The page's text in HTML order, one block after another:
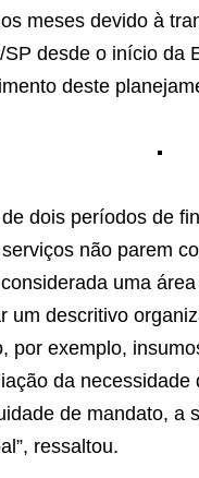
meses devido à
desde o início da
deste
dois períodos de
não parem
uma
um descritivo
por exemplo,
da
de mandato, a
ressaltou.